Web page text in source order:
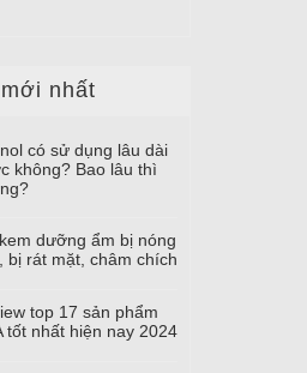
nhất
có sử dụng lâu dài
không? Bao lâu thì
dưỡng ẩm bị nóng
bị rát mặt, châm chích
top 17 sản phẩm
tốt nhất hiện nay 2024